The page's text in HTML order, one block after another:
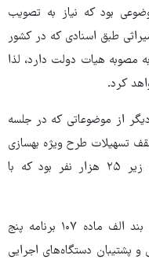
بود که نیاز به تصویب
طبق اسنادی که در کشور
مصوبه هیات دولت دارد، لذا
کرد.
از موضوعاتی که در جلسه
تسهیلات طرح ویژه بهسازی
و نوسازی مسکن در روستاها و شهرهای زیر ۲۵ هزار نفر بود که با
وی افزود: موضوع دیگر، آیین‌نامه اجرایی بند الف ماده ۱۰۷ برنامه پنج
پشتیبان دستگاه‌های اجرایی